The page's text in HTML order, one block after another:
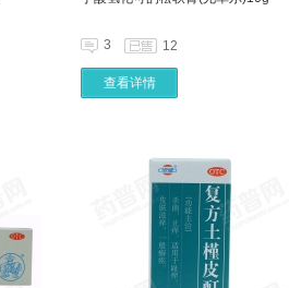
3 12
查看详情